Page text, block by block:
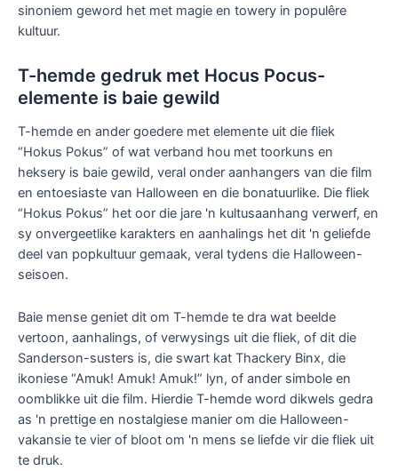
sinoniem geword het met magie en towery in populêre
kultuur.
T-hemde gedruk met Hocus Pocus-
elemente is baie gewild
T-hemde en ander goedere met elemente uit die fliek
“Hokus Pokus” of wat verband hou met toorkuns en
heksery is baie gewild, veral onder aanhangers van die film
en entoesiaste van Halloween en die bonatuurlike. Die fliek
“Hokus Pokus” het oor die jare 'n kultusaanhang verwerf, en
sy onvergeetlike karakters en aanhalings het dit 'n geliefde
deel van popkultuur gemaak, veral tydens die Halloween-
seisoen.
Baie mense geniet dit om T-hemde te dra wat beelde
vertoon, aanhalings, of verwysings uit die fliek, of dit die
Sanderson-susters is, die swart kat Thackery Binx, die
ikoniese “Amuk! Amuk! Amuk!” lyn, of ander simbole en
oomblikke uit die film. Hierdie T-hemde word dikwels gedra
as 'n prettige en nostalgiese manier om die Halloween-
vakansie te vier of bloot om 'n mens se liefde vir die fliek uit
te druk.